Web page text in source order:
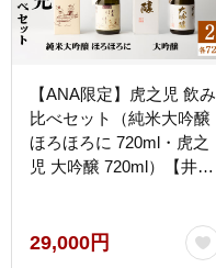
【ANA限定】虎之児 飲み
比べセット（純米大吟醸
ほろほろに 720ml・虎之
児 大吟醸 720ml）【井手
29,000円